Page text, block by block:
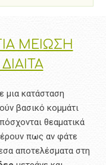
ΜΕΙΩΣΗ
μια κατάσταση
βασικό κομμάτι
θεαματικά
πως αν φάτε
αποτελέσματα στη